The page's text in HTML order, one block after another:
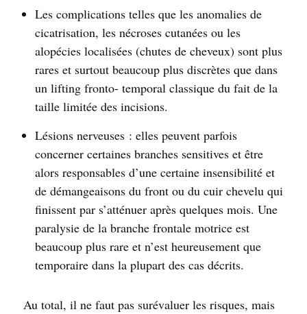
Les complications telles que les anomalies de
cicatrisation, les nécroses cutanées ou les
alopécies localisées (chutes de cheveux) sont plus
rares et surtout beaucoup plus discrètes que dans
un lifting fronto- temporal classique du fait de la
taille limitée des incisions.
Lésions nerveuses : elles peuvent parfois
concerner certaines branches sensitives et être
alors responsables d’une certaine insensibilité et
de démangeaisons du front ou du cuir chevelu qui
finissent par s’atténuer après quelques mois. Une
paralysie de la branche frontale motrice est
beaucoup plus rare et n’est heureusement que
temporaire dans la plupart des cas décrits.
Au total, il ne faut pas surévaluer les risques, mais